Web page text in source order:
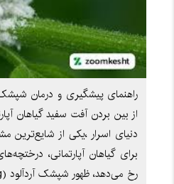
راهنمای پیشگیری و درمان
از بین بردن آفت سفید گیاهان
دنیای اسرار ،یکی از شایع‌ترین
برای گیاهان آپارتمانی،